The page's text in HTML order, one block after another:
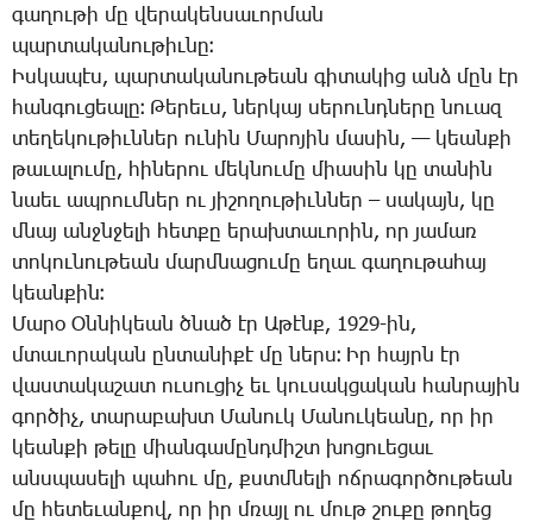
գա­ղու­թի մը վե­րա­կեն­սա­ւոր­ման
պար­տա­կա­նու­թիւ­նը։
Իս­կա­պէս, պար­տա­կա­նու­թեան գի­տա­կից անձ մըն էր
հան­գու­ցեա­լը։ ­Թե­րեւս, ներ­կայ սե­րունդ­նե­րը նո­ւազ
տե­ղե­կու­թիւն­ներ ու­նին ­Մա­րո­յին մա­սին, — կեան­քի
թա­ւա­լու­մը, հի­նե­րու մեկ­նու­մը միա­սին կը տա­նին
նաեւ ապ­րում­ներ ու յի­շո­ղու­թիւն­ներ – ­սա­կայն, կը
մնայ անջն­ջե­լի հետ­քը ե­րախ­տա­ւո­րին, որ յա­մառ
տո­կու­նու­թեան մարմ­նա­ցու­մը ե­ղաւ գա­ղու­թա­հայ
կեան­քին։
­Մա­րօ Օն­նի­կեան ծնած էր Ա­թէնք, 1929-ին,
մտա­ւո­րա­կան ըն­տա­նի­քէ մը ներս։ Իր հայրն էր
վաս­տա­կա­շատ ու­սու­ցիչ եւ կու­սակ­ցա­կան հան­րա­յին
գոր­ծիչ, տա­րա­բախտ ­Մա­նուկ ­Մա­նու­կեա­նը, որ իր
կեան­քի թե­լը միան­գա­մընդ­միշտ խո­ցո­ւե­ցաւ
անս­պա­սե­լի պա­հու մը, քստմնե­լի ոճ­րա­գոր­ծու­թեան
մը հե­տե­ւան­քով, որ իր մռայլ ու մութ շու­քը թո­ղեց